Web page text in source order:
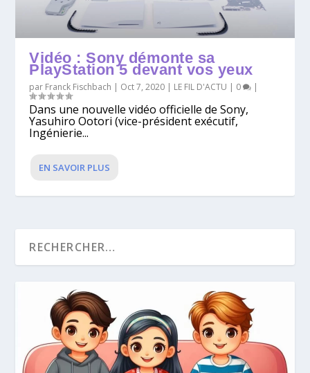
Vidéo : Sony démonte sa
PlayStation 5 devant vos yeux
par Franck Fischbach | Oct 7, 2020 | LE FIL D'ACTU | 0 |
Dans une nouvelle vidéo officielle de Sony,
Yasuhiro Ootori (vice-président exécutif,
Ingénierie...
EN SAVOIR PLUS